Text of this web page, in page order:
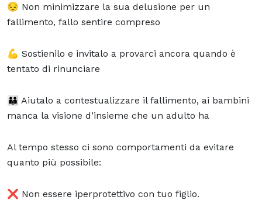
😔 Non minimizzare la sua delusione per un
fallimento, fallo sentire compreso
💪 Sostienilo e invitalo a provarci ancora quando è
tentato di rinunciare
👪 Aiutalo a contestualizzare il fallimento, ai bambini
manca la visione d’insieme che un adulto ha
Al tempo stesso ci sono comportamenti da evitare
quanto più possibile:
❌ Non essere iperprotettivo con tuo figlio.